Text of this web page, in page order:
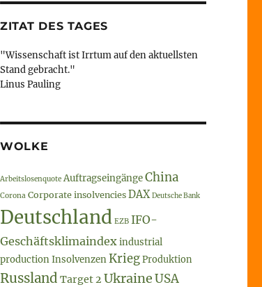
ZITAT DES TAGES
"Wissenschaft ist Irrtum auf den aktuellsten
Stand gebracht."
Linus Pauling
WOLKE
Arbeitslosenquote AuftragseingängeChina
Corona Corporate insolvencies DAX Deutsche Bank
Deutschland EZB IFO-
Geschäftsklimaindexindustrial
productionInsolvenzenKriegProduktion
Russland Target 2 UkraineUSA